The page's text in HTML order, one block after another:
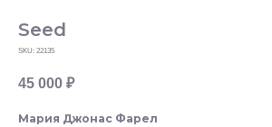
Seed
SKU: 22135
45 000 ₽
Мария Джонас Фарел